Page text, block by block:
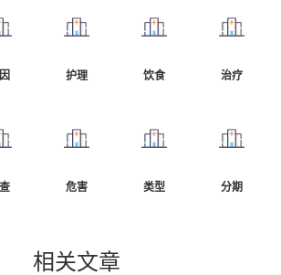
护理 饮食 治疗
危害 类型 分期
相关文章